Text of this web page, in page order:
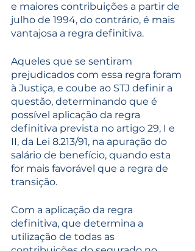
e maiores contribuições a partir de
julho de 1994, do contrário, é mais
vantajosa a regra definitiva.
Aqueles que se sentiram
prejudicados com essa regra foram
à Justiça, e coube ao STJ definir a
questão, determinando que é
possível aplicação da regra
definitiva prevista no artigo 29, I e
II, da Lei 8.213/91, na apuração do
salário de benefício, quando esta
for mais favorável que a regra de
transição.
Com a aplicação da regra
definitiva, que determina a
utilização de todas as